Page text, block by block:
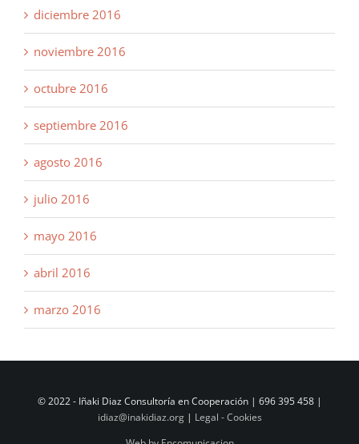
diciembre 2016
noviembre 2016
octubre 2016
septiembre 2016
agosto 2016
julio 2016
mayo 2016
abril 2016
marzo 2016
© 2022 - Iñaki Diaz Consultoría en Cooperación | 696 395 458 |
idiaz@inakidiaz.org| Legal - Cookies